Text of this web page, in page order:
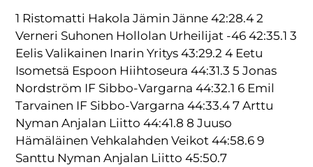
1 Ristomatti Hakola Jämin Jänne 42:28.4 2
Verneri Suhonen Hollolan Urheilijat -46 42:35.1 3
Eelis Valikainen Inarin Yritys 43:29.2 4 Eetu
Isometsä Espoon Hiihtoseura 44:31.3 5 Jonas
Nordström IF Sibbo-Vargarna 44:32.1 6 Emil
Tarvainen IF Sibbo-Vargarna 44:33.4 7 Arttu
Nyman Anjalan Liitto 44:41.8 8 Juuso
Hämäläinen Vehkalahden Veikot 44:58.6 9
Santtu Nyman Anjalan Liitto 45:50.7